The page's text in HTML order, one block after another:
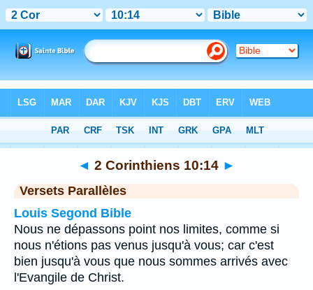
> Chapitre 10 > Verset 14
◄ 2 Corinthiens 10:14 ►
Versets Parallèles
Louis Segond Bible
Nous ne dépassons point nos limites, comme si
nous n'étions pas venus jusqu'à vous; car c'est
bien jusqu'à vous que nous sommes arrivés avec
l'Evangile de Christ.